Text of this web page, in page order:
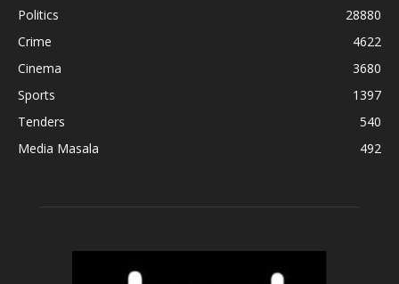
Politics
28880
Crime
4622
Cinema
3680
Sports
1397
Tenders
540
Media Masala
492